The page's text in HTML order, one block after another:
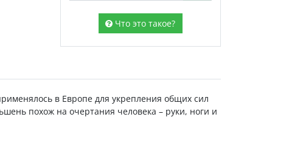
Что это такое?
в Европе для укрепления общих сил
похож на очертания человека – руки, ноги и